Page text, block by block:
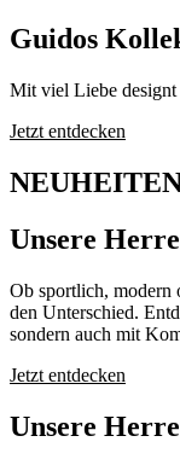
Guidos
Mit viel Liebe designt
Jetzt entdecken
Unsere
Ob sportlich, modern
den Unterschied.
sondern auch mit
Jetzt entdecken
Unsere